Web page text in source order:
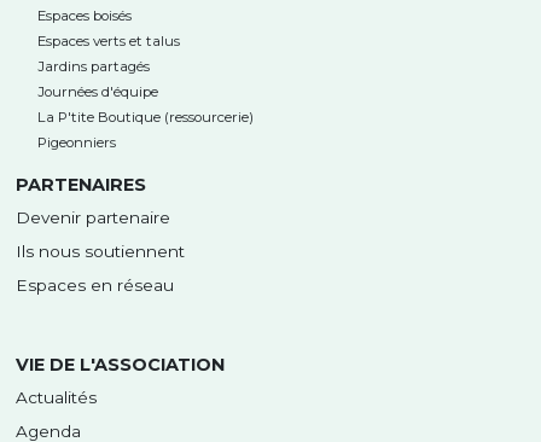
Espaces boisés
Espaces verts et talus
Jardins partagés
Journées d'équipe
La P'tite Boutique (ressourcerie)
Pigeonniers
PARTENAIRES
Devenir partenaire
Ils nous soutiennent
Espaces en réseau
VIE DE L'ASSOCIATION
Actualités
Agenda